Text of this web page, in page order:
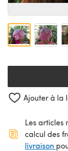
Ajouter à la
Les articles
calcul des
livraison